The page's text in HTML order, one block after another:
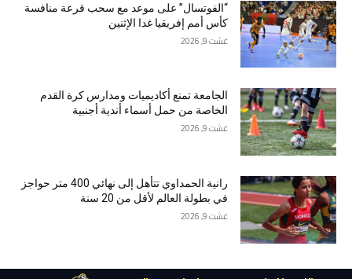
“الفوتسال” على موعد مع سحب قرعة منافسة
كأس أمم إفريقيا غدا الإثنين
غشت 9, 2026
الجامعة تمنع أكاديميات ومدارس كرة القدم
الخاصة من حمل أسماء أندية أجنبية
غشت 9, 2026
رانية الحمداوي تتأهل إلى نهائي 400 متر حواجز
في بطولة العالم لأقل من 20 سنة
غشت 9, 2026